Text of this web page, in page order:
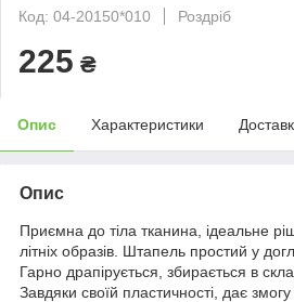
Код: 04-20150*010
Роздріб
225 ₴
Опис Характеристики
Опис
Приємна до тіла тканина, ідеальне
літніх образів. Штапель простий у
Гарно драпірується, збирається в
Завдяки своїй пластичності, дає